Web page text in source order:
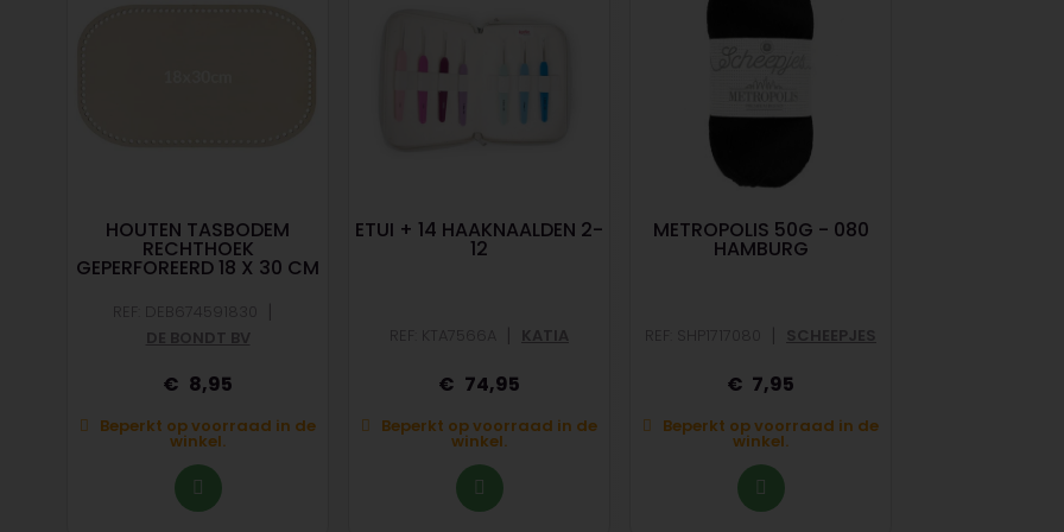
HOUTEN TASBODEM
RECHTHOEK
GEPERFOREERD 18 X 30 CM
REF: DEB674591830 |
DE BONDT BV
8,95
Beperkt op voorraad in de
winkel.
ETUI + 14 HAAKNAALDEN 2-
12
REF: KTA7566A | KATIA
74,95
Beperkt op voorraad in de
winkel.
METROPOLIS 50G - 080
HAMBURG
| SCHEEPJES
7,95
Beperkt op voorraad in de
winkel.